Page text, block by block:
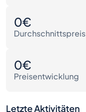
0€
Durchschnittspreis
0€
Preisentwicklung
Letzte Aktivitäten